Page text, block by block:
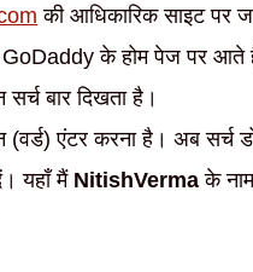
की आधिकारिक साइट पर
के होम पेज पर आते
बार दिखता है।
(वर्ड) एंटर करना है। अब सर्च
यहाँ मैं NitishVerma के